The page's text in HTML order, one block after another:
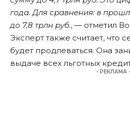
года. Для сравнения: в
до 7,8 трлн руб., — отметил
Эксперт также считает, что
будет продлеваться. Она
выдаче всех льготных
- РЕКЛАМА -